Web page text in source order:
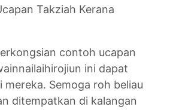
Takziah Kerana
contoh ucapan
ini dapat
Semoga roh beliau
ditempatkan di kalangan